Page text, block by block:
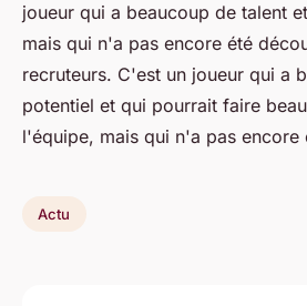
joueur qui a beaucoup de talent
mais qui n'a pas encore été
recruteurs. C'est un joueur qui a
potentiel et qui pourrait faire
l'équipe, mais qui n'a pas encore
Actu